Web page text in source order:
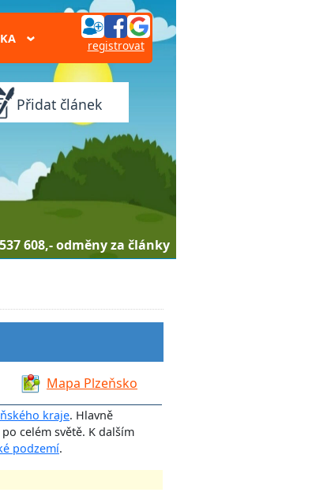
› registrovat
Přidat článek
608,- odměny za články
Mapa Plzeňsko
kraje. Hlavně
celém světě. K dalším
podzemí.